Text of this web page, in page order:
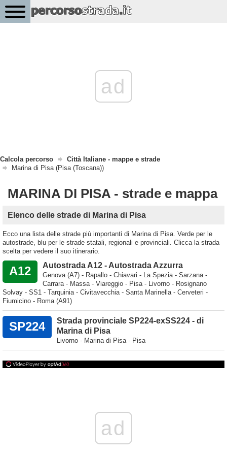
ad
Calcola percorso
Città Italiane - mappe e strade
Marina di Pisa (Pisa (Toscana))
MARINA DI PISA - strade e mappa
Elenco delle strade di Marina di Pisa
Ecco una lista delle strade più importanti di Marina di Pisa. Verde per le
autostrade, blu per le strade statali, regionali e provinciali. Clicca la strada
scelta per vedere il suo itinerario.
A12 Autostrada A12 - Autostrada Azzurra
Genova (A7) - Rapallo - Chiavari - La Spezia - Sarzana -
Carrara - Massa - Viareggio - Pisa - Livorno - Rosignano
Solvay - SS1 - Tarquinia - Civitavecchia - Santa Marinella - Cerveteri -
Fiumicino - Roma (A91)
SP224
Strada provinciale SP224-exSS224 - di
Marina di Pisa
Livorno - Marina di Pisa - Pisa
ad